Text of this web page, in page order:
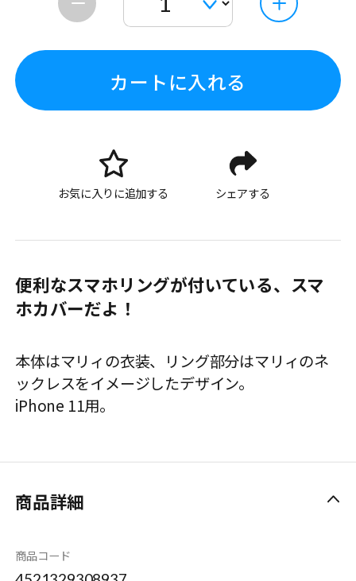
カートに入れる
お気に入りに追加する シェアする
便利なスマホリングが付いている、スマ
ホカバーだよ！
本体はマリィの衣装、リング部分はマリィのネ
ックレスをイメージしたデザイン。
iPhone 11用。
商品詳細
商品コード